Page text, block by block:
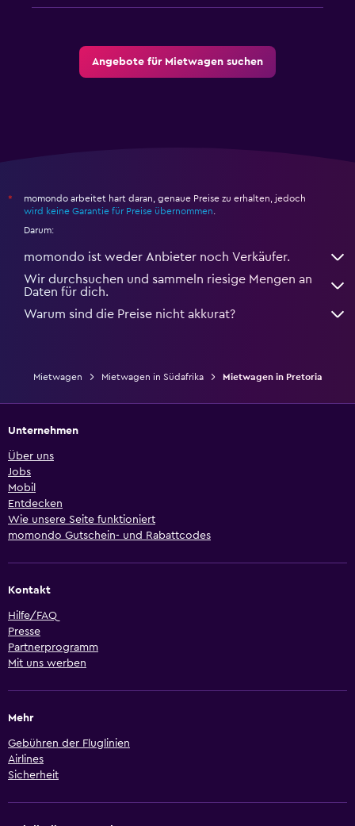
Angebote für Mietwagen suchen
*
momondo arbeitet hart daran, genaue Preise zu erhalten, jedoch
wird keine Garantie für Preise übernommen
Darum:
momondo ist weder Anbieter noch Verkäufer.
Wir durchsuchen und sammeln riesige Mengen an
Daten für dich.
Warum sind die Preise nicht akkurat?
Mietwagen Mietwagen in Südafrika Mietwagen in Pretoria
Unternehmen
Über uns
Jobs
Mobil
Entdecken
Wie unsere Seite funktioniert
momondo Gutschein- und Rabattcodes
Kontakt
Hilfe/FAQ
Presse
Partnerprogramm
Mit uns werben
Mehr
Gebühren der Fluglinien
Airlines
Sicherheit